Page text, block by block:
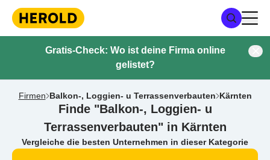
Gratis-Check: Wo ist deine Firma online
gelistet?
Firmen Balkon-, Loggien- u Terrassenverbauten Kärnten
Finde "Balkon-, Loggien- u
Terrassenverbauten" in Kärnten
Vergleiche die besten Unternehmen in dieser Kategorie